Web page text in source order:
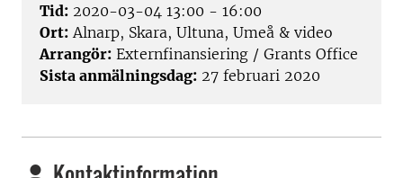
Tid: 2020-03-04 13:00 - 16:00
Ort: Alnarp, Skara, Ultuna, Umeå & video
Arrangör: Externfinansiering / Grants Office
Sista anmälningsdag: 27 februari 2020